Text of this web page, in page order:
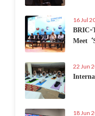
16 Jul
Meet
22 Jun
18 Jun